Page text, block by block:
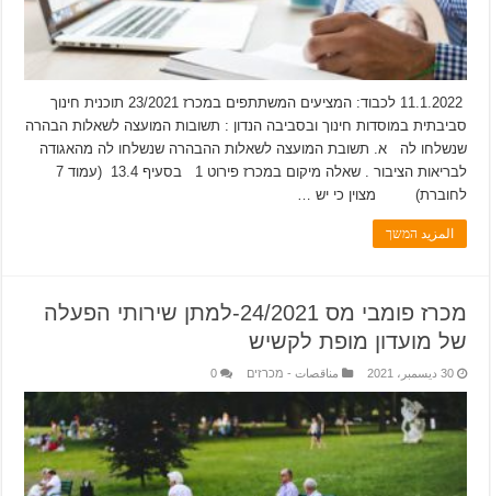
11.1.2022 לכבוד: המציעים המשתתפים במכרז 23/2021 תוכנית חינוך
סביבתית במוסדות חינוך ובסביבה הנדון : תשובות המועצה לשאלות הבהרה
שנשלחו לה א. תשובת המועצה לשאלות ההבהרה שנשלחו לה מהאגודה
לבריאות הציבור . שאלה מיקום במכרז פירוט 1 בסעיף 13.4 (עמוד 7
לחוברת) מצוין כי יש …
المزيد המשך
מכרז פומבי מס 24/2021-למתן שירותי הפעלה
של מועדון מופת לקשיש
30 ديسمبر، 2021 مناقصات - מכרזים 0